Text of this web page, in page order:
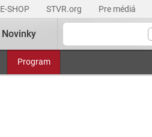
E-SHOP STVR.org Pre médiá
Program
Novinky